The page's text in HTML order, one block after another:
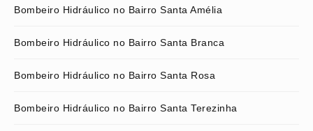
Bombeiro Hidráulico no Bairro Santa Amélia
Bombeiro Hidráulico no Bairro Santa Branca
Bombeiro Hidráulico no Bairro Santa Rosa
Bombeiro Hidráulico no Bairro Santa Terezinha